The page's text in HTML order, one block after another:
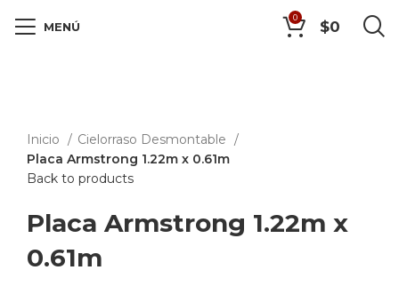
MENÚ
0 $0
Inicio
Cielorraso Desmontable
Placa Armstrong 1.22m x 0.61m
Back to products
Placa Armstrong 1.22m x
0.61m